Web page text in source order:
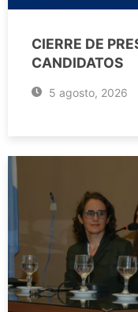
CIERRE DE
CANDIDATOS
5 agosto, 2026